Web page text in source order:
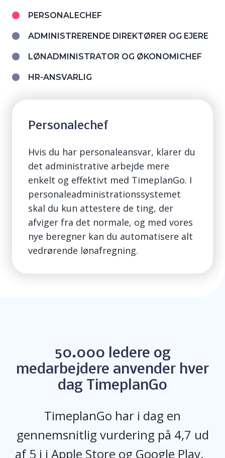
PERSONALECHEF
ADMINISTRERENDE DIREKTØRER OG EJERE
LØNADMINISTRATOR OG ØKONOMICHEF
HR-ANSVARLIG
Personalechef
Hvis du har personaleansvar, klarer du
det administrative arbejde mere
enkelt og effektivt med TimeplanGo. I
personaleadministrationssystemet
skal du kun attestere de ting, der
afviger fra det normale, og med vores
nye beregner kan du automatisere alt
vedrørende lønafregning.
50.000 ledere og
medarbejdere anvender hver
dag TimeplanGo
TimeplanGo har i dag en
gennemsnitlig vurdering på 4,7 ud
af 5 i i Apple Store og Google Play.